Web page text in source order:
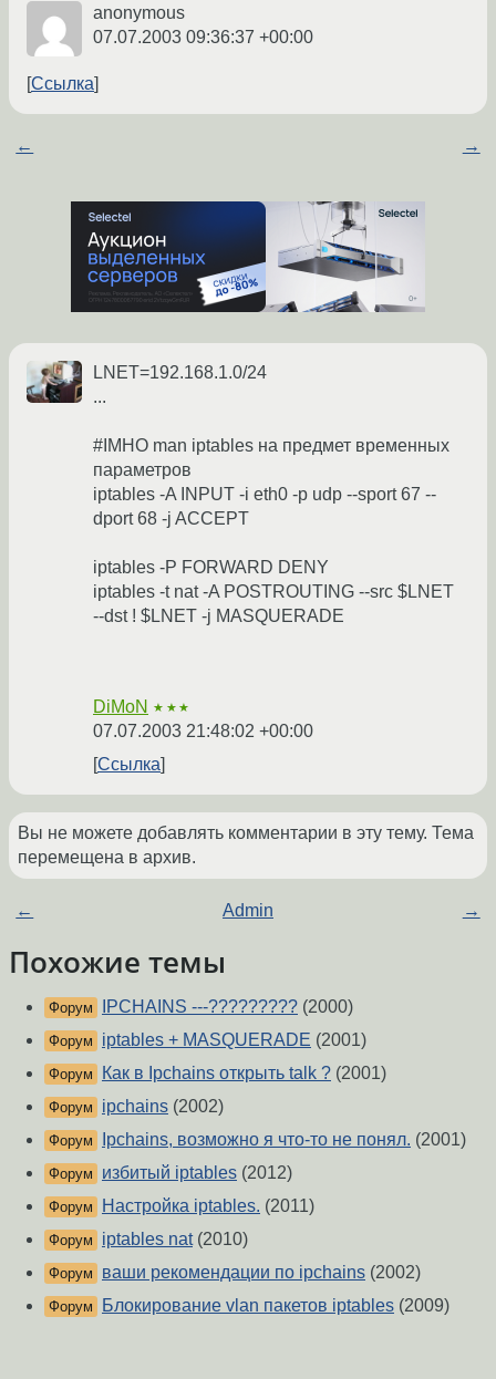
anonymous
07.07.2003 09:36:37 +00:00
Ссылка
← →
LNET=192.168.1.0/24
...
#IMHO man iptables на предмет временных
параметров
iptables -A INPUT -i eth0 -p udp --sport 67 --
dport 68 -j ACCEPT
iptables -P FORWARD DENY
iptables -t nat -A POSTROUTING --src $LNET
--dst ! $LNET -j MASQUERADE
DiMoN ★★★
07.07.2003 21:48:02 +00:00
Ссылка
Вы не можете добавлять комментарии в эту тему. Тема
перемещена в архив.
← Admin →
Похожие темы
Форум IPCHAINS ---????????? (2000)
Форум iptables + MASQUERADE (2001)
Форум Как в Ipchains открыть talk ? (2001)
Форум ipchains (2002)
Форум Ipchains, возможно я что-то не понял. (2001)
Форум избитый iptables (2012)
Форум Настройка iptables. (2011)
Форум iptables nat(2010)
Форум ваши рекомендации по ipchains (2002)
Форум Блокирование vlan пакетов iptables (2009)